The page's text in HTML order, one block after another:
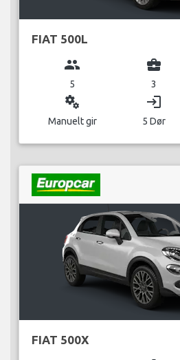
FIAT 500L
group
5
business_center
3
miscellaneous_services
Manuelt gir
login
5 Dør
FIAT 500X